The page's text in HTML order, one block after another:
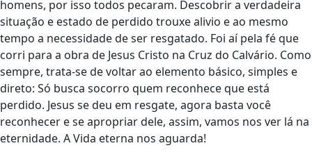
homens, por isso todos pecaram. Descobrir a verdadeira
situação e estado de perdido trouxe alivio e ao mesmo
tempo a necessidade de ser resgatado. Foi aí pela fé que
corri para a obra de Jesus Cristo na Cruz do Calvário. Como
sempre, trata-se de voltar ao elemento básico, simples e
direto: Só busca socorro quem reconhece que está
perdido. Jesus se deu em resgate, agora basta você
reconhecer e se apropriar dele, assim, vamos nos ver lá na
eternidade. A Vida eterna nos aguarda!